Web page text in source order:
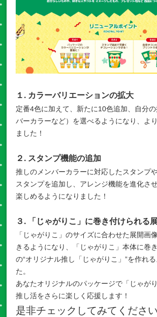
１. カラーバリエーションの拡大
定番4色に加えて、新たに10色追加、自分
バーカラーなど）を選べるようになり、よ
ました！
２. スタンプ機能の追加
推しのメンバーカラーに対応したスタンプ
スタンプを追加し、アレンジ機能を進化さ
楽しめるようになりました！
３. 「じゃがりこ」に巻き付けられる
「じゃがりこ」のサイズに合わせた展開画
きるようになり、「じゃがりこ」本体に巻
の“オリジナル推し「じゃがりこ」”を作れ
た。
あなたオリジナルのパッケージで「じゃが
推し活をさらに楽しく応援します！
是非チェックしてみてください